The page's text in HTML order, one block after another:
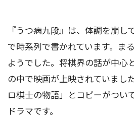
『うつ病九段』は、体調を崩し
で時系列で書かれています。ま
ようでした。将棋界の話が中心
の中で映画が上映されていまし
ロ棋士の物語」とコピーがつい
ドラマです。